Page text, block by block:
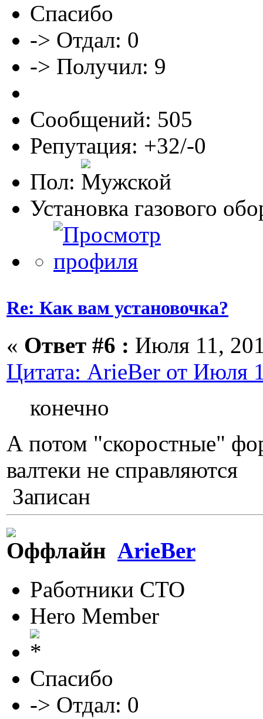
Спасибо
-> Отдал: 0
-> Получил: 9
Сообщений: 505
Репутация: +32/-0
Пол:
Установка газового
Re: Как вам установочка?
« Ответ #6 : Июля 11,
Цитата: ArieBer от Июля
конечно
А потом "скоростные"
валтеки не справляются
Записан
ArieBer
Работники СТО
Hero Member
Спасибо
-> Отдал: 0